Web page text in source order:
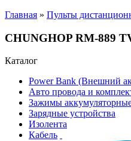
Главная » Пульты
CHUNGHOP RM-889
Каталог
Power Bank (Внешний
Авто провода и
Зажимы
Зарядные устройства
Изолента
Кабель